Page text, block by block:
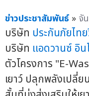
ข่าวประชาสัมพันธ์ » จั
บริษัท ประกันภัยไท
บริษัท แอดวานซ์ อิน
ตัวโครงการ "E-
เยาว์ ปลุกพลังเปลี่ย